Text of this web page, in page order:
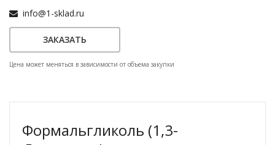
info@1-sklad.ru
ЗАКАЗАТЬ
Цена может меняться в зависимости от объема закупки
Формальгликоль (1,3-